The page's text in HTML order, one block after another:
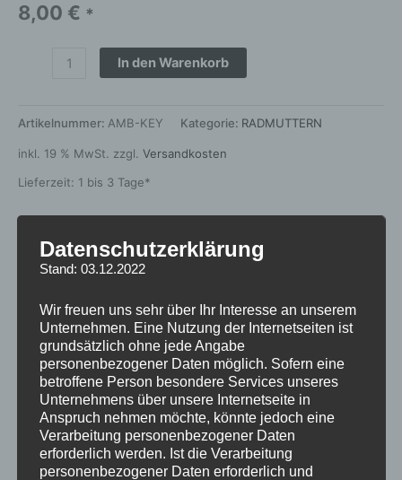
8,00 € *
In den Warenkorb
Artikelnummer: AMB-KEY Kategorie: RADMUTTERN
inkl. 19 % MwSt. zzgl. Versandkosten
Lieferzeit: 1 bis 3 Tage*
Zusätzliche Informationen
Rezensionen (0)
Gewicht 0,1 kg
Ähnliche Produkte
Datenschutzerklärung
Stand: 03.12.2022
Wir freuen uns sehr über Ihr Interesse an unserem
Unternehmen. Eine Nutzung der Internetseiten ist
grundsätzlich ohne jede Angabe
personenbezogener Daten möglich. Sofern eine
betroffene Person besondere Services unseres
Unternehmens über unsere Internetseite in
Anspruch nehmen möchte, könnte jedoch eine
Verarbeitung personenbezogener Daten
erforderlich werden. Ist die Verarbeitung
personenbezogener Daten erforderlich und